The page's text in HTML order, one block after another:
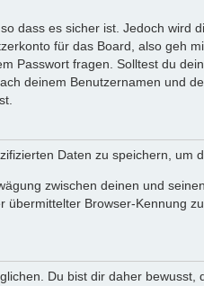
dass es sicher ist. Jedoch wird
für das Board, also geh
Passwort fragen. Solltest du
deinem Benutzernamen und
Daten zu speichern, um
zwischen deinen und
Browser-Kennung
Du bist dir daher